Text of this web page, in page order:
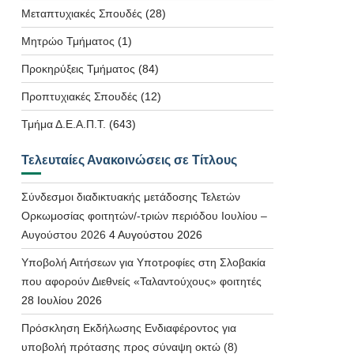
Μεταπτυχιακές Σπουδές (28)
Μητρώο Τμήματος (1)
Προκηρύξεις Τμήματος (84)
Προπτυχιακές Σπουδές (12)
Τμήμα Δ.Ε.Α.Π.Τ. (643)
Τελευταίες Ανακοινώσεις σε Τίτλους
Σύνδεσμοι διαδικτυακής μετάδοσης Τελετών
Ορκωμοσίας φοιτητών/-τριών περιόδου Ιουλίου –
Αυγούστου 2026 4 Αυγούστου 2026
Υποβολή Αιτήσεων για Υποτροφίες στη Σλοβακία
που αφορούν Διεθνείς «Ταλαντούχους» φοιτητές
28 Ιουλίου 2026
Πρόσκληση Εκδήλωσης Ενδιαφέροντος για
υποβολή πρότασης προς σύναψη οκτώ (8)